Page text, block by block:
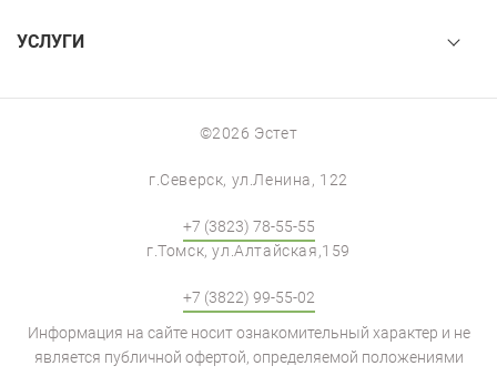
УСЛУГИ
©2026 Эстет
г.Северск, ул.Ленина, 122
+7 (3823) 78-55-55
г.Томск, ул.Алтайская,159
+7 (3822) 99-55-02
Информация на сайте носит ознакомительный характер и не
является публичной офертой, определяемой положениями